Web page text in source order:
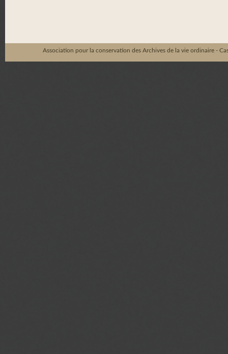
Association pour la conservation des Archives de la vie ordinaire -